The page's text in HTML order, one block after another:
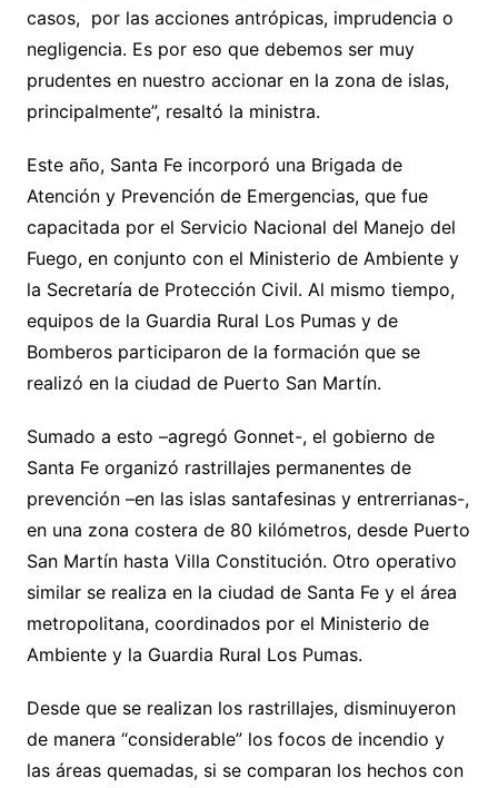
casos, por las acciones antrópicas, imprudencia o
negligencia. Es por eso que debemos ser muy
prudentes en nuestro accionar en la zona de islas,
principalmente”, resaltó la ministra.
Este año, Santa Fe incorporó una Brigada de
Atención y Prevención de Emergencias, que fue
capacitada por el Servicio Nacional del Manejo del
Fuego, en conjunto con el Ministerio de Ambiente y
la Secretaría de Protección Civil. Al mismo tiempo,
equipos de la Guardia Rural Los Pumas y de
Bomberos participaron de la formación que se
realizó en la ciudad de Puerto San Martín.
Sumado a esto –agregó Gonnet-, el gobierno de
Santa Fe organizó rastrillajes permanentes de
prevención –en las islas santafesinas y entrerrianas-,
en una zona costera de 80 kilómetros, desde Puerto
San Martín hasta Villa Constitución. Otro operativo
similar se realiza en la ciudad de Santa Fe y el área
metropolitana, coordinados por el Ministerio de
Ambiente y la Guardia Rural Los Pumas.
Desde que se realizan los rastrillajes, disminuyeron
de manera “considerable” los focos de incendio y
las áreas quemadas, si se comparan los hechos con